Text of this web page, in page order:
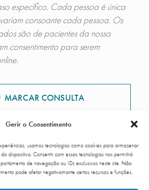
Gerir o Consentimento
usamos tecnologias como cookies para armazenar
dispositivo. Consentir com essas tecnologias nos permitirá
de navegação ou IDs exclusivos neste site. Não
pode afetar negativamante certos recursos e funções.
específico. Cada pessoa é única
consoante cada pessoa. Os
são de pacientes da nossa
consentimento para serem
MARCAR CONSULTA
DE CASOS CLÍNICOS